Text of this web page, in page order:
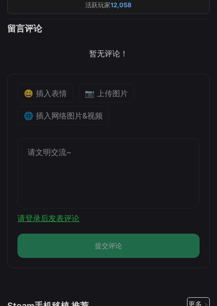
活跃玩家12,058
留言评论
暂无评论！
😀 插入表情 📷 上传图片
🌐 插入网络图片&视频
请登录后发表评论
提交评论
更多 >